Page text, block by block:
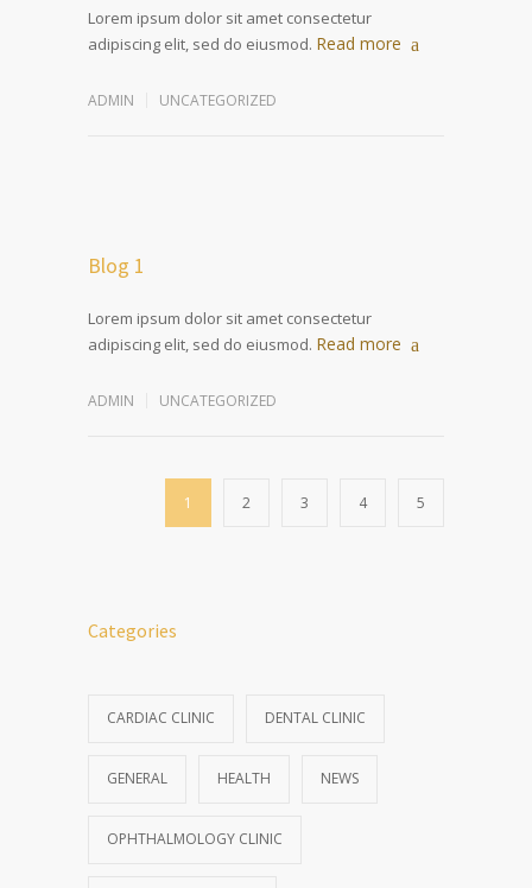
Lorem ipsum dolor sit amet consectetur
adipiscing elit, sed do eiusmod. Read more
ADMIN UNCATEGORIZED
Blog 1
Lorem ipsum dolor sit amet consectetur
adipiscing elit, sed do eiusmod. Read more
ADMIN UNCATEGORIZED
1 2 3 4 5
Categories
CARDIAC CLINIC DENTAL CLINIC
GENERAL HEALTH NEWS
OPHTHALMOLOGY CLINIC